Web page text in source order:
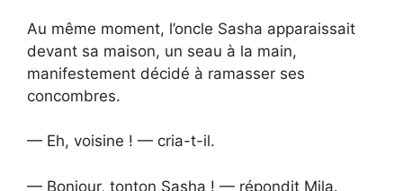
Au même moment, l’oncle Sasha apparaissait
devant sa maison, un seau à la main,
manifestement décidé à ramasser ses
concombres.
— Eh, voisine ! — cria-t-il.
— Bonjour, tonton Sasha ! — répondit Mila.